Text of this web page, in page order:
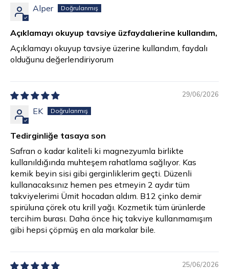
Alper
Açıklamayı okuyup tavsiye üzfaydalıerine kullandım,
Açıklamayı okuyup tavsiye üzerine kullandım, faydalı
olduğunu değerlendiriyorum
29/06/2026
EK
Tedirginliğe tasaya son
Safran o kadar kaliteli ki magnezyumla birlikte
kullanıldığında muhteşem rahatlama sağlıyor. Kas
kemik beyin sisi gibi gerginliklerim geçti. Düzenli
kullanacaksınız hemen pes etmeyin 2 aydır tüm
takviyelerimi Ümit hocadan aldım. B12 çinko demir
spirüluna çörek otu krill yağı. Kozmetik tüm ürünlerde
tercihim burası. Daha önce hiç takviye kullanmamışım
gibi hepsi çöpmüş en ala markalar bile.
25/06/2026